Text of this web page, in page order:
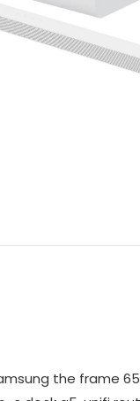
the frame 65,